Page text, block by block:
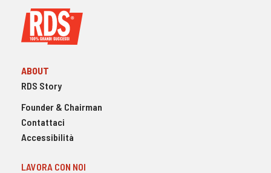
ABOUT
RDS Story
Founder & Chairman
Contattaci
Accessibilità
LAVORA CON NOI